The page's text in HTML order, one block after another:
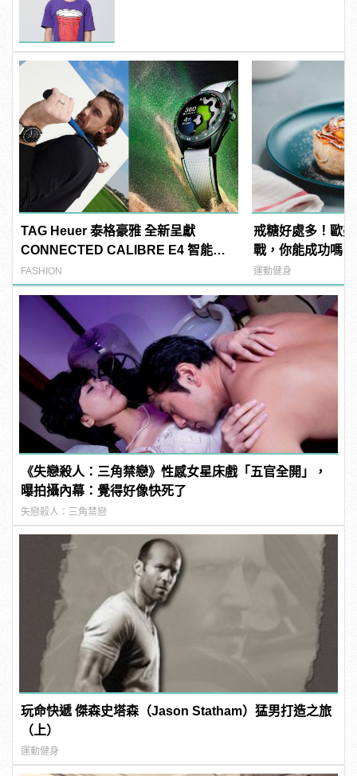
TAG Heuer 泰格豪雅 全新呈獻
CONNECTED CALIBRE E4 智能腕
錶 高爾夫球特別版
FASHION
戒糖好處多！歐
戰，你能成功嗎
變型男
運動健身
《失戀殺人：三角禁戀》性感女星床戲「五官全開」，
曝拍攝內幕：覺得好像快死了
失戀殺人：三角禁戀
玩命快遞 傑森史塔森（Jason Statham）猛男打造之旅
（上）
運動健身